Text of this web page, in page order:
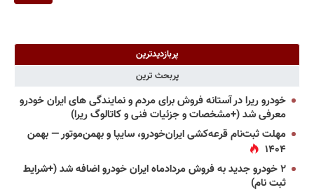
پربازدیدترین
پربحث ترین
خودرو ریرا در آستانه فروش برای مردم و نمایندگی های ایران خودرو
معرفی شد (+مشخصات و جزئیات فنی و کاتالوگ ریرا)
مهلت ثبت‌نام قرعه‌کشی ایران‌خودرو، سایپا و بهمن‌موتور — بهمن
۱۴۰۴
۲ خودرو جدید به فروش مردادماه ایران خودرو اضافه شد (+شرایط
ثبت نام)